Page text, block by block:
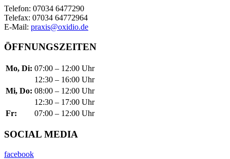
Telefon: 07034 6477290
Telefax: 07034 64772964
E-Mail: praxis@oxidio.de
ÖFFNUNGSZEITEN
Mo, Di: 07:00 – 12:00 Uhr
12:30 – 16:00 Uhr
Mi, Do: 08:00 – 12:00 Uhr
12:30 – 17:00 Uhr
Fr:
07:00 – 12:00 Uhr
SOCIAL MEDIA
facebook